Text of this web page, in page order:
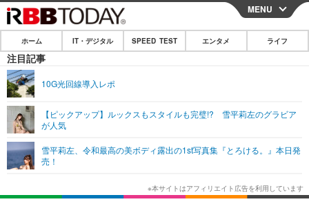
CLOSE
ホーム
IT・デジタル
ショッピング その他
SPEED TEST
エンタメ
エンタメTOP
韓国・芸能
ライフ
ライフTOP グルメ
リリース一覧
MENU
ホーム IT・デジタル SPEED TEST エンタメ ライフ
注目記事
10G光回線導入レポ
【ピックアップ】ルックスもスタイルも完璧!? 雪平莉左のグラビア
が人気
雪平莉左、令和最高の美ボディ露出の1st写真集『とろける。』本日発
売！